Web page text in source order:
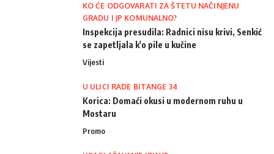
KO ĆE ODGOVARATI ZA ŠTETU NAČINJENU
GRADU I JP KOMUNALNO?
Inspekcija presudila: Radnici nisu krivi, Senkić
se zapetljala k'o pile u kučine
Vijesti
U ULICI RADE BITANGE 34
Korica: Domaći okusi u modernom ruhu u
Mostaru
Promo